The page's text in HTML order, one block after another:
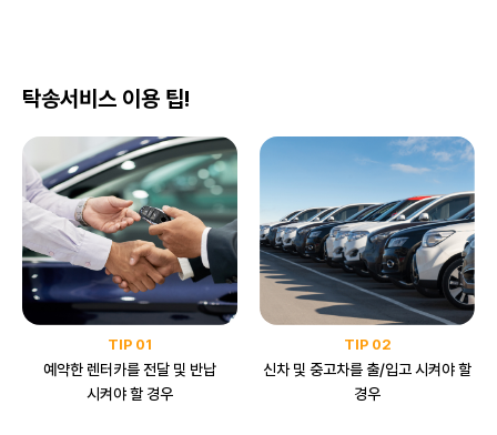
탁송서비스 이용 팁!
TIP 01
예약한 렌터카를 전달 및 반납
시켜야 할 경우
TIP 02
신차 및 중고차를 출/입고 시켜야 할
경우